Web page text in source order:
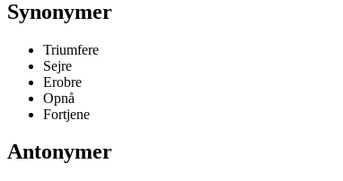
Synonymer
Triumfere
Sejre
Erobre
Opnå
Fortjene
Antonymer